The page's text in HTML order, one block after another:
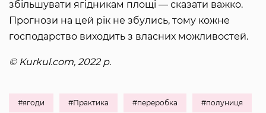
збільшувати ягідникам площі — сказати важко.
Прогнози на цей рік не збулись, тому кожне
господарство виходить з власних можливостей.
© Kurkul.com, 2022 р.
#ягоди #Практика #переробка #полуниця